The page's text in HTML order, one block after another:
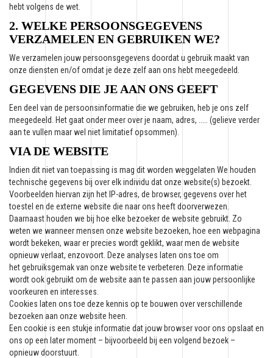
hebt volgens de wet.
2. WELKE PERSOONSGEGEVENS
VERZAMELEN EN GEBRUIKEN WE?
We verzamelen jouw persoonsgegevens doordat u gebruik maakt van
onze diensten en/of omdat je deze zelf aan ons hebt meegedeeld.
GEGEVENS DIE JE AAN ONS GEEFT
Een deel van de persoonsinformatie die we gebruiken, heb je ons zelf
meegedeeld. Het gaat onder meer over je naam, adres, ..... (gelieve verder
aan te vullen maar wel niet limitatief opsommen).
VIA DE WEBSITE
Indien dit niet van toepassing is mag dit worden weggelaten We houden
technische gegevens bij over elk individu dat onze website(s) bezoekt.
Voorbeelden hiervan zijn het IP-adres, de browser, gegevens over het
toestel en de externe website die naar ons heeft doorverwezen.
Daarnaast houden we bij hoe elke bezoeker de website gebruikt. Zo
weten we wanneer mensen onze website bezoeken, hoe een webpagina
wordt bekeken, waar er precies wordt geklikt, waar men de website
opnieuw verlaat, enzovoort. Deze analyses laten ons toe om
het gebruiksgemak van onze website te verbeteren. Deze informatie
wordt ook gebruikt om de website aan te passen aan jouw persoonlijke
voorkeuren en interesses.
Cookies laten ons toe deze kennis op te bouwen over verschillende
bezoeken aan onze website heen.
Een cookie is een stukje informatie dat jouw browser voor ons opslaat en
ons op een later moment – bijvoorbeeld bij een volgend bezoek –
opnieuw doorstuurt.